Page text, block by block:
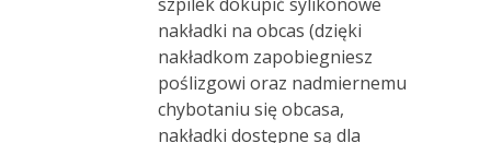
nakładki na obcas (dzięki
nakładkom zapobiegniesz
poślizgowi oraz nadmiernemu
chybotaniu się obcasa,
nakładki dostępne są dla